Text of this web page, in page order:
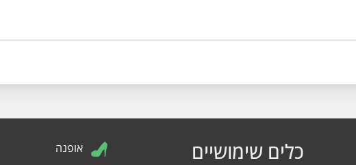
כלים שימושיים
אופנה